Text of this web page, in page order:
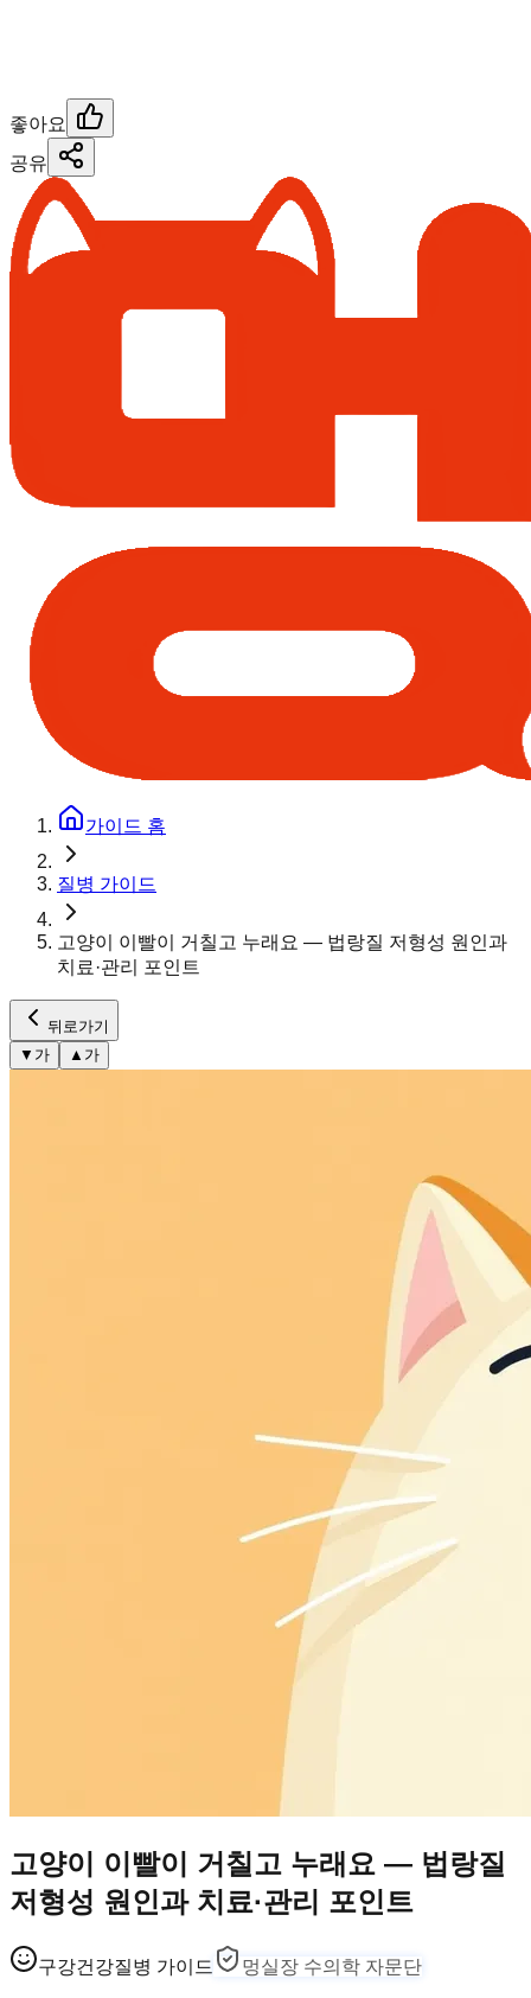
좋아요
공유
가이드 홈
질병 가이드
고양이 이빨이 거칠고 누래요 — 법랑질 저형성 원인과
치료·관리 포인트
뒤로가기
▼ 가 ▲ 가
고양이 이빨이 거칠고 누래요 — 법랑질
저형성 원인과 치료·관리 포인트
구강건강질병 가이드 멍실장 수의학 자문단